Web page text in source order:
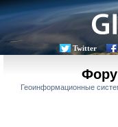
Twitter
Геоинформационные